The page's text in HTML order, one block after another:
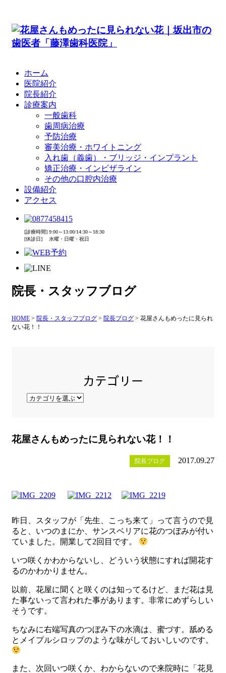
ホーム
医院紹介
院長紹介
診療案内
一般歯科
歯周病治療
予防治療
審美治療・ホワイトニング
入れ歯（義歯）・ブリッジ・インプラント
矯正治療・インビザライン
その他の口腔内治療
設備紹介
アクセス
[診療時間] 9:00～13:00/14:30～18:30
[休診日] 水曜・日曜・祝日
院長・スタッフブログ
HOME > 院長・スタッフブログ > 院長ブログ > 花屋さんもめったに見られ
ない花！！
カテゴリー
花屋さんもめったに見られない花！！
院長ブログ 2017.09.27
昨日、スタッフが「先生、こっち来て」って言うので見
ると、いつのまにか、サンスベリアに花のつぼみが付い
ていました。開業して2回目です。
いつ咲くかわからないし、どういう状態にすれば開花す
るのかわかりません。
以前、花屋に聞くと咲くのは知ってるけど、まだ花は見
た事ないって言われた事があります。非常にめずらしい
そうです。
ちなみに右端写真のつぼみ下の水滴は、蜜づす。舐める
とメイプルシロップのような味がしておいしいのです。
また、次回いつ咲くか、わからないので来院時に「花見